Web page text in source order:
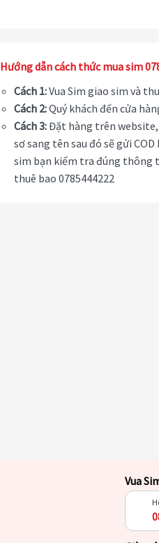
Hướng dẫn cách thức mua sim
Cách 1:Vua Sim giao sim và
Cách 2:Quý khách đến cửa
Cách 3:Đặt hàng trên website,
sơ sang tên sau đó sẽ gửi
sim bạn kiểm tra đúng thông
thuê bao 0785444222
Vua